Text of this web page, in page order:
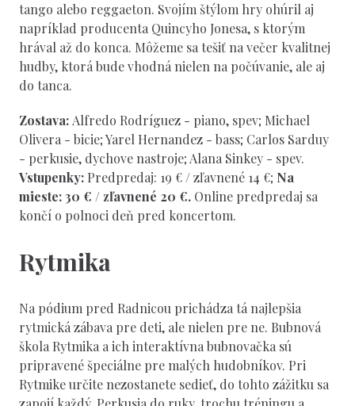
tango alebo reggaeton. Svojím štýlom hry ohúril aj
napríklad producenta Quincyho Jonesa, s ktorým
hrával až do konca. Môžeme sa tešiť na večer kvalitnej
hudby, ktorá bude vhodná nielen na počúvanie, ale aj
do tanca.
Zostava:Alfredo Rodríguez - piano, spev; Michael
Olivera - bicie; Yarel Hernandez - bass; Carlos Sarduy
- perkusie, dychove nastroje; Alana Sinkey - spev.
Vstupenky: Predpredaj: 19 € / zľavnené 14 €; Na
mieste: 30 € / zľavnené 20 €. Online predpredaj sa
končí o polnoci deň pred koncertom.
Rytmika
Na pódium pred Radnicou prichádza tá najlepšia
rytmická zábava pre deti, ale nielen pre ne. Bubnová
škola Rytmika a ich interaktívna bubnovačka sú
pripravené špeciálne pre malých hudobníkov. Pri
Rytmike určite nezostanete sedieť, do tohto zážitku sa